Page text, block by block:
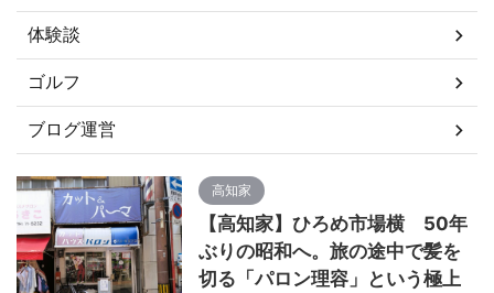
体験談
ゴルフ
ブログ運営
高知家
【高知家】ひろめ市場横 50年
ぶりの昭和へ。旅の途中で髪を
切る「パロン理容」という極上